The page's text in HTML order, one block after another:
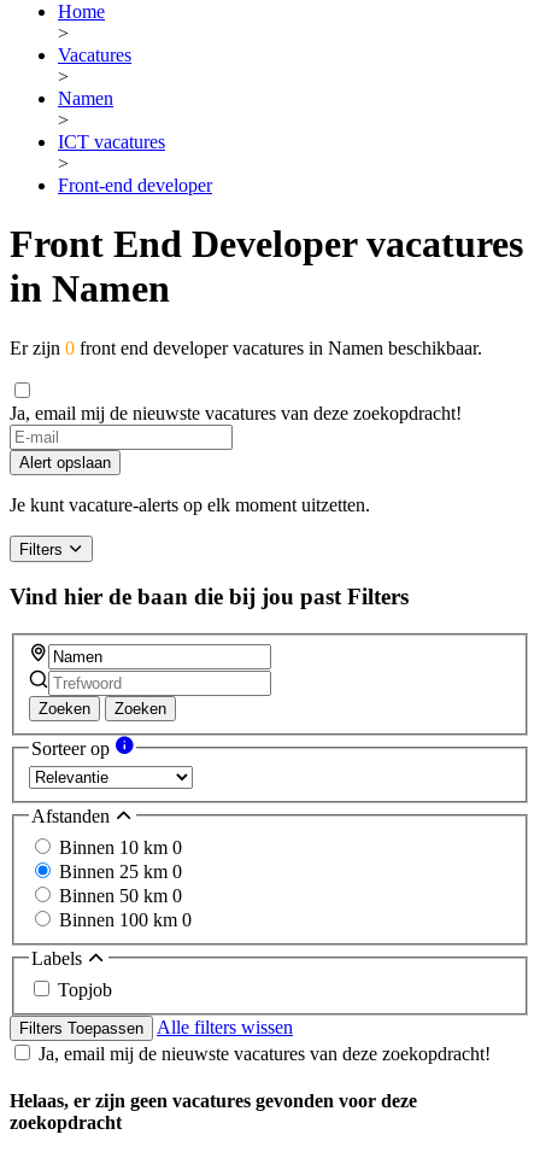
Home
>
Vacatures
>
Namen
>
ICT vacatures
>
Front-end developer
Front End Developer vacatures
in Namen
Er zijn 0 front end developer vacatures in Namen beschikbaar.
Ja, email mij de nieuwste vacatures van deze zoekopdracht!
Alert opslaan
Je kunt vacature-alerts op elk moment uitzetten.
Filters
Vind hier de baan die bij jou past Filters
Zoeken Zoeken
Sorteer op
Afstanden
Binnen 10 km 0
Binnen 25 km 0
Binnen 50 km 0
Binnen 100 km 0
Labels
Topjob
Filters Toepassen
Alle filters wissen
Ja, email mij de nieuwste vacatures van deze zoekopdracht!
Helaas, er zijn geen vacatures gevonden voor deze
zoekopdracht